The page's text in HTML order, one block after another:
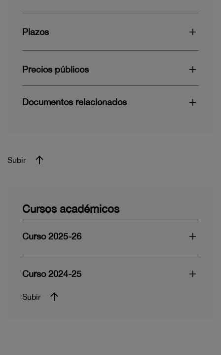
Plazos
Precios públicos
Documentos relacionados
Subir
Cursos académicos
Curso 2025-26
Curso 2024-25
Subir